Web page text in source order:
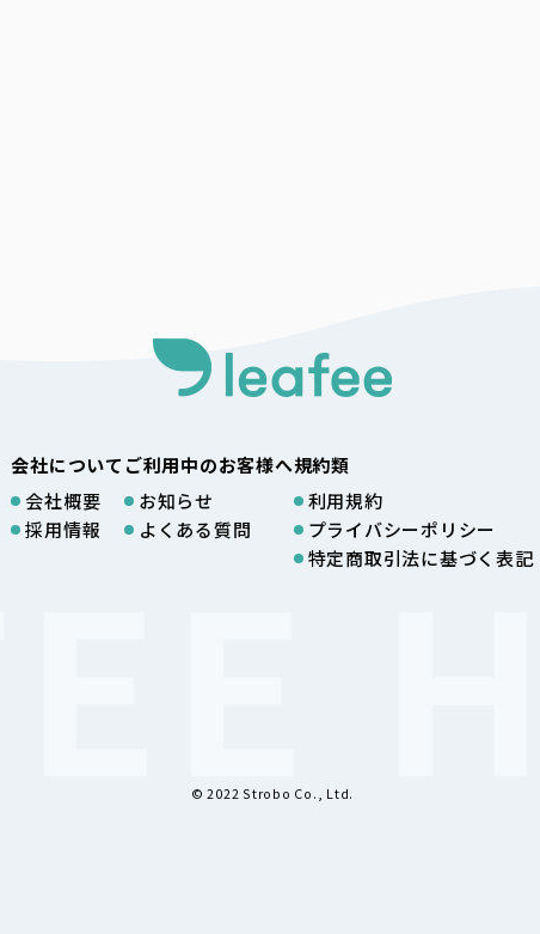
会社について
会社概要
採用情報
ご利用中のお客様へ
お知らせ
よくある質問
規約類
利用規約
プライバシーポリシー
特定商取引法に基づく表記
© 2022 Strobo Co., Ltd.